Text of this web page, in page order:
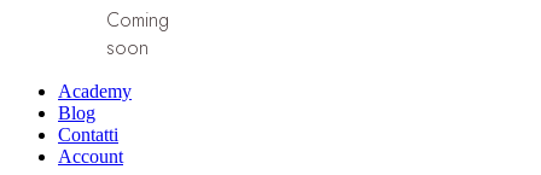
Coming
soon
Academy
Blog
Contatti
Account